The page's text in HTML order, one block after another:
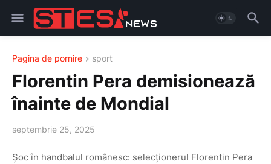
Pagina de pornire sport
Florentin Pera demisionează
înainte de Mondial
septembrie 25, 2025
Șoc în handbalul românesc: selecționerul Florentin Pera